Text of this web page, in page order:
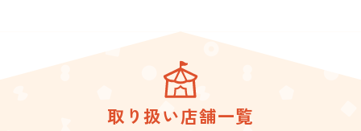
取り扱い店舗一覧